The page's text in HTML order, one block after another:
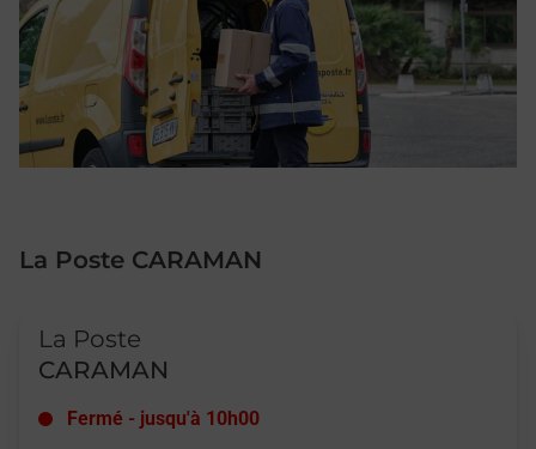
La Poste CARAMAN
La Poste
CARAMAN
Fermé - jusqu'à 10h00